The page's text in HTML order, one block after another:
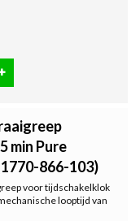
min Pure
866-103)
voor tijdschakelklok
looptijd van